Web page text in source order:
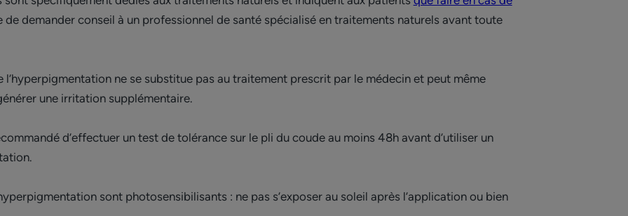
demander conseil à un professionnel de santé spécialisé en traitements naturels avant toute
ne se substitue pas au traitement prescrit par le médecin et peut même
une irritation supplémentaire.
d’effectuer un test de tolérance sur le pli du coude au moins 48h avant d’utiliser un
sont photosensibilisants : ne pas s’exposer au soleil après l’application ou bien